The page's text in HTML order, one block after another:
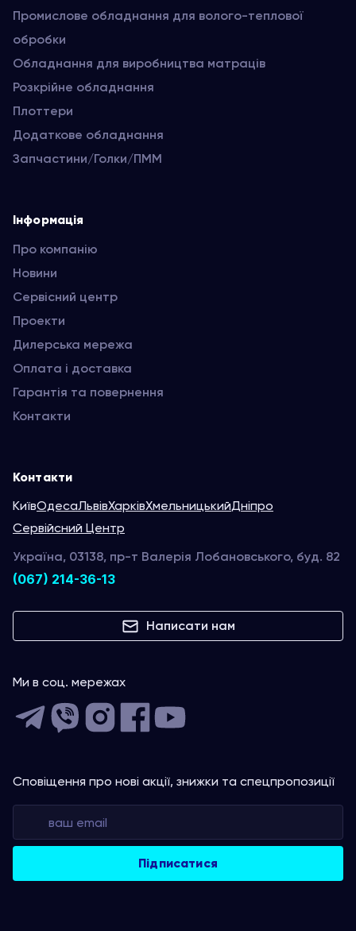
Промислове обладнання для волого-теплової
обробки
Обладнання для виробництва матраців
Розкрійне обладнання
Плоттери
Додаткове обладнання
Запчастини/Голки/ПММ
Інформація
Про компанію
Новини
Сервісний центр
Проекти
Дилерська мережа
Оплата і доставка
Гарантія та повернення
Контакти
Контакти
КиївОдесаЛьвівХарківХмельницькийДніпро
Сервійсний Центр
Україна, 03138, пр-т Валерія Лобановського, буд. 82
(067) 214-36-13
Написати нам
Ми в соц. мережах
Сповіщення про нові акції, знижки та спецпропозиції